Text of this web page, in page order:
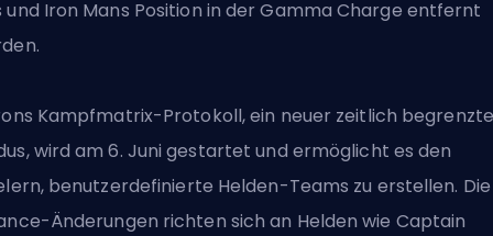
und Iron Mans Position in der Gamma Charge entfernt
Kampfmatrix-Protokoll, ein neuer zeitlich
, wird am 6. Juni gestartet und ermöglicht es den
benutzerdefinierte Helden-Teams zu erstellen. Die
Änderungen richten sich an Helden wie Captain